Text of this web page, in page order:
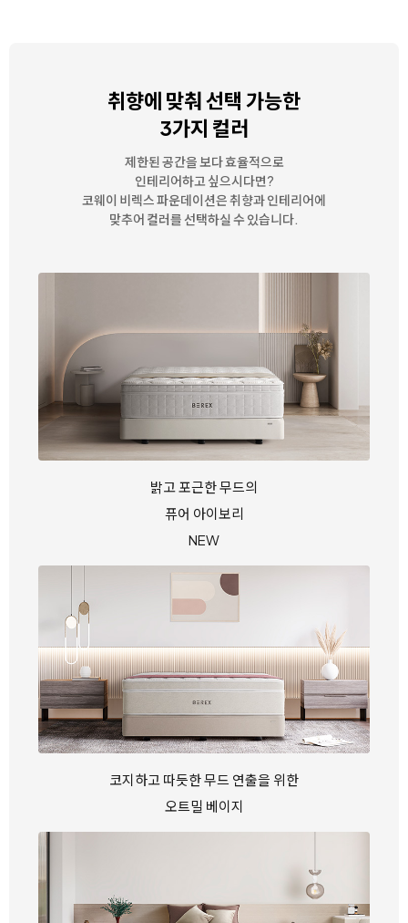
취향에 맞춰 선택 가능한
3가지 컬러
제한된 공간을 보다 효율적으로
인테리어하고 싶으시다면?
코웨이 비렉스 파운데이션은 취향과 인테리어에
맞추어 컬러를 선택하실 수 있습니다.
밝고 포근한 무드의
퓨어 아이보리
NEW
코지하고 따듯한 무드 연출을 위한
오트밀 베이지